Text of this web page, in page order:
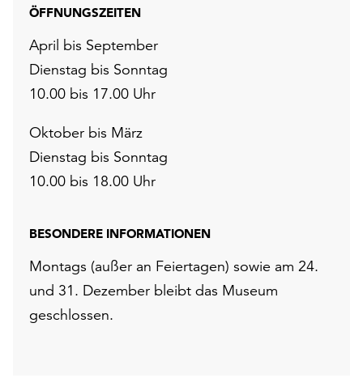
ÖFFNUNGSZEITEN
April bis September
Dienstag bis Sonntag
10.00 bis 17.00 Uhr
Oktober bis März
Dienstag bis Sonntag
10.00 bis 18.00 Uhr
BESONDERE INFORMATIONEN
Montags (außer an Feiertagen) sowie am 24.
und 31. Dezember bleibt das Museum
geschlossen.